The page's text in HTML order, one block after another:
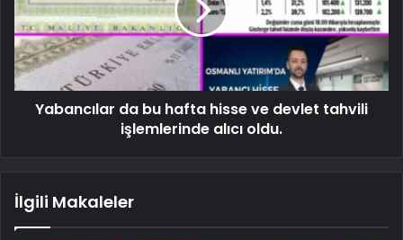
Yabancılar da bu hafta hisse ve devlet tahvili
işlemlerinde alıcı oldu.
İlgili Makaleler